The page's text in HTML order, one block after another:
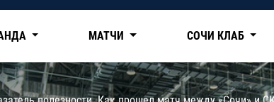
Нефтехимик
МАТЧИ СОЧИ КЛАБ